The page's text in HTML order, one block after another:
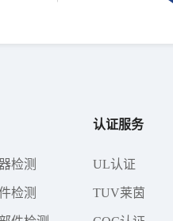
检测
检测
认证服务
UL认证
TUV莱茵